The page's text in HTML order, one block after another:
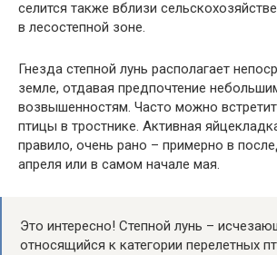
селится также вблизи
в лесостепной зоне.
Гнезда степной лунь располагает
земле, отдавая предпочтение
возвышенностям. Часто можно
птицы в тростнике. Активная
правило, очень рано – примерно в
апреля или в самом начале мая.
Это интересно! Степной лунь –
относящийся к категории перелетных